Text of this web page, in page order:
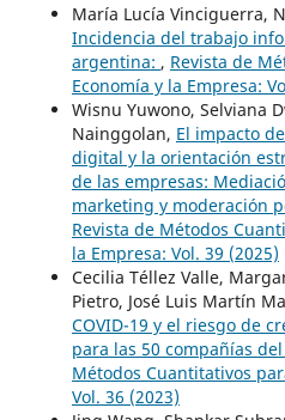
María Lucía Vinciguerra,
Incidencia del trabajo
argentina: , Revista de
Economía y la Empresa:
Wisnu Yuwono, Selviana
Nainggolan, El impacto
digital y la orientación
de las empresas:
marketing y moderación
Revista de Métodos
la Empresa: Vol. 39 (2025)
Cecilia Téllez Valle,
Pietro, José Luis Martín
COVID-19 y el riesgo de
para las 50 compañías
Métodos Cuantitativos
Vol. 36 (2023)